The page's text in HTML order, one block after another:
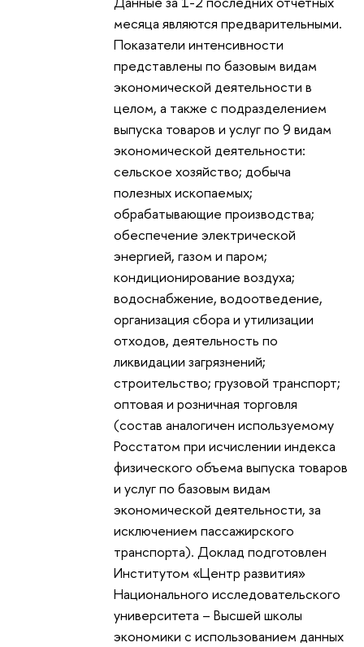
месяца являются предварительными.
Показатели интенсивности
представлены по базовым видам
экономической деятельности в
целом, а также с подразделением
выпуска товаров и услуг по 9 видам
экономической деятельности:
сельское хозяйство; добыча
полезных ископаемых;
обрабатывающие производства;
обеспечение электрической
энергией, газом и паром;
кондиционирование воздуха;
водоснабжение, водоотведение,
организация сбора и утилизации
отходов, деятельность по
ликвидации загрязнений;
строительство; грузовой транспорт;
оптовая и розничная торговля
(состав аналогичен используемому
Росстатом при исчислении индекса
физического объема выпуска товаров
и услуг по базовым видам
экономической деятельности, за
исключением пассажирского
транспорта). Доклад подготовлен
Институтом «Центр развития»
Национального исследовательского
университета – Высшей школы
экономики с использованием данных